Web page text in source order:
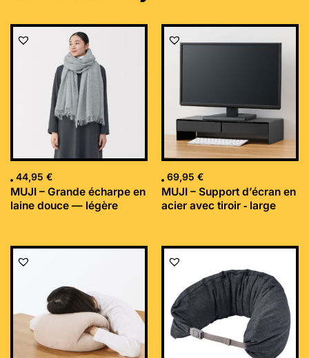
44,95 €
MUJI – Grande écharpe en
laine douce — légère
69,95 €
MUJI – Support d’écran en
acier avec tiroir ‐ large